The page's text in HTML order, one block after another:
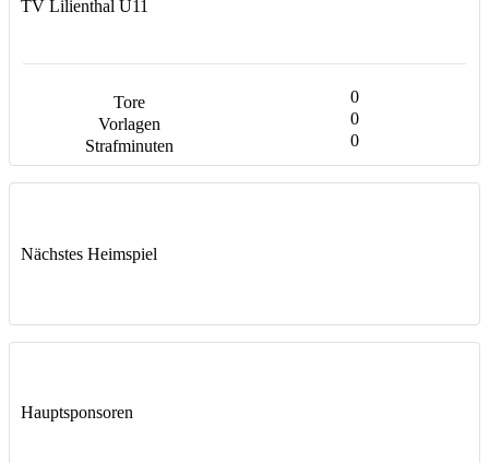
TV Lilienthal U11
0
0
0
Nächstes Heimspiel
Hauptsponsoren